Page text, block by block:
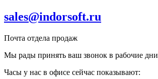
sales@indorsoft.ru
Почта отдела продаж
Мы рады принять ваш звонок в рабочие дни
Часы у нас в офисе сейчас показывают: